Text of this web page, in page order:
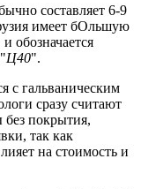
составляет 6-9
имеет бОльшую
обозначается
Ц40".
с гальваническим
сразу считают
покрытия,
так как
на стоимость и